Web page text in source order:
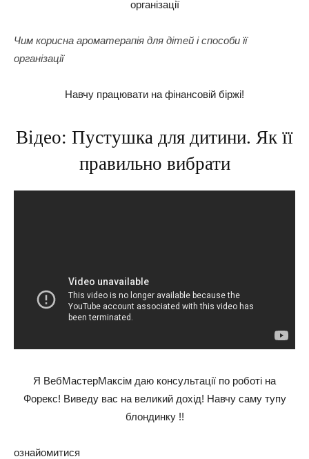
Чим корисна ароматерапія для дітей і способи її
організації
Навчу працювати на фінансовій біржі!
Відео: Пустушка для дитини. Як її
правильно вибрати
Я ВебМастерМаксім даю консультації по роботі на
Форекс! Виведу вас на великий дохід! Навчу саму тупу
блондинку !!
ознайомитися